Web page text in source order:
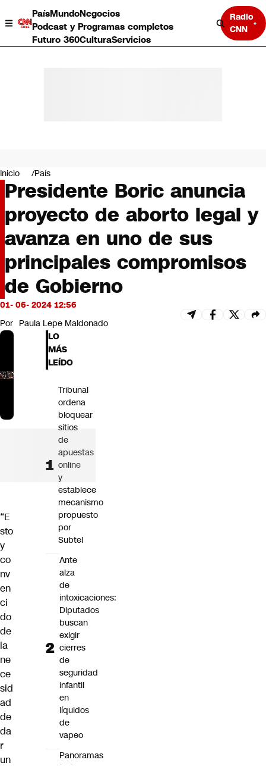
PaísMundoNegocios
Podcast y Programas completos
Futuro 360CulturaServicios
Radio
CNN
Negocios
Deportes
Programas completos
Cultura
Servicios
Bits
CNN tiempo
Futuro 360
Opinión
Inicio País
Presidente Boric anuncia
proyecto de aborto legal y
avanza en uno de sus
principales compromisos
de Gobierno
01- 06- 2024 12:56
Por Paula Lepe Maldonado
“E
sto
y
co
nv
en
ci
do
de
la
ne
ce
sid
ad
de
da
r
un
LO
MÁS
LEÍDO
Tribunal
ordena
bloquear
sitios
de
apuestas
online
y
establece
mecanismo
propuesto
por
Subtel
Ante
alza
de
intoxicaciones:
Diputados
buscan
exigir
cierres
de
seguridad
infantil
en
líquidos
de
vapeo
Panoramas